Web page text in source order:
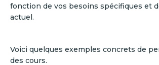
fonction de vos besoins spécifiques et
actuel.
Voici quelques exemples concrets de
des cours.